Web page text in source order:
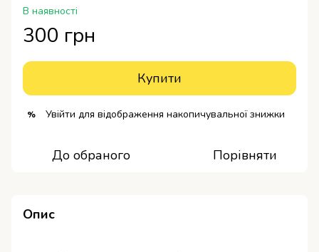
В наявності
300 грн
Купити
% Увійти для відображення накопичувальної знижки
До обраного Порівняти
Опис